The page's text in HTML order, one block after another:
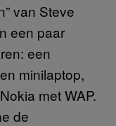
van Steve
een paar
een
minilaptop,
met WAP.
de